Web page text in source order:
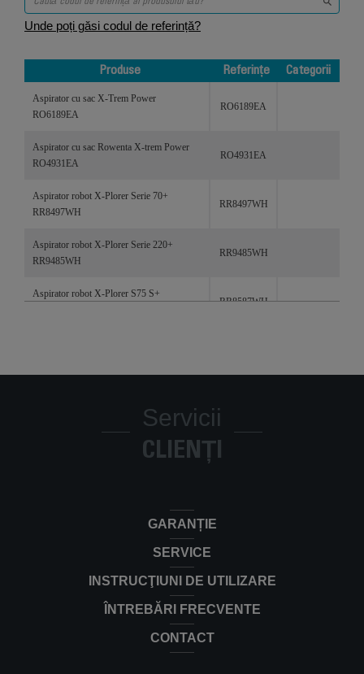
Unde poți găsi codul de referință?
Produse Referințe
Categorii
Aspirator cu sac X-Trem Power
RO6189EA
RO6189EA
Aspirator cu sac Rowenta X-trem Power
RO4931EA
RO4931EA
Aspirator robot X-Plorer Serie 70+
RR8497WH
RR8497WH
Aspirator robot X-Plorer Serie 220+
RR9485WH
RR9485WH
Aspirator robot X-Plorer S75 S+
RR8587WH
Aspirator robot X-Plorer S75 S+
Aspirator robot X-Plorer Serie 140+
Servicii
CLIENȚI
GARANȚIE
SERVICE
INSTRUCŢIUNI DE UTILIZARE
ÎNTREBĂRI FRECVENTE
CONTACT